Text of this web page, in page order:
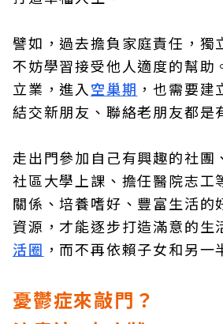
譬如，過去擔負家庭責任，獨
不妨學習接受他人適度的幫助
立業，進入 空巢期 ，也需要建
結交新朋友、聯絡老朋友都是
走出門參加自己有興趣的社團
社區大學上課、擔任醫院志工
關係、培養嗜好、豐富生活的
資源，才能逐步打造滿意的生
活圈 ，而不再依賴子女和另一
憂鬱症來敲門？